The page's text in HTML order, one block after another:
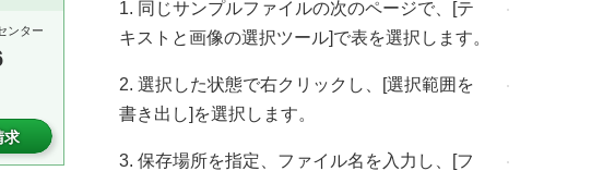
1. 同じサンプルファイルの次のページで、[テ
キストと画像の選択ツール]で表を選択します。
2. 選択した状態で右クリックし、[選択範囲を
書き出し]を選択します。
3. 保存場所を指定、ファイル名を入力し、[フ
ンター
求